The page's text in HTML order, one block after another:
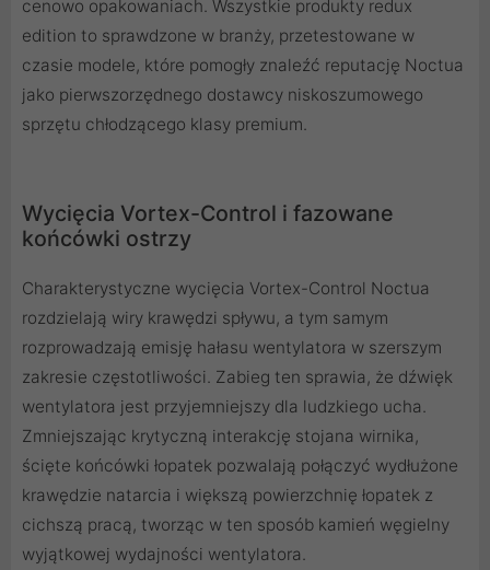
cenowo opakowaniach. Wszystkie produkty redux
edition to sprawdzone w branży, przetestowane w
czasie modele, które pomogły znaleźć reputację Noctua
jako pierwszorzędnego dostawcy niskoszumowego
sprzętu chłodzącego klasy premium.
Wycięcia Vortex-Control i fazowane
końcówki ostrzy
Charakterystyczne wycięcia Vortex-Control Noctua
rozdzielają wiry krawędzi spływu, a tym samym
rozprowadzają emisję hałasu wentylatora w szerszym
zakresie częstotliwości. Zabieg ten sprawia, że ​​dźwięk
wentylatora jest przyjemniejszy dla ludzkiego ucha.
Zmniejszając krytyczną interakcję stojana wirnika,
ścięte końcówki łopatek pozwalają połączyć wydłużone
krawędzie natarcia i większą powierzchnię łopatek z
cichszą pracą, tworząc w ten sposób kamień węgielny
wyjątkowej wydajności wentylatora.